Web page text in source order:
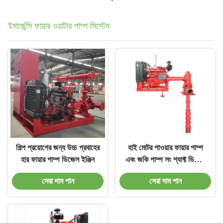
ইমার্জেন্সি ফায়ার ওয়াটার পাম্প সিস্টেম
শিল্প প্রয়োগের জন্য উচ্চ প্রবাহের
হার ফায়ার পাম্প ডিজেল ইঞ্জিন
সেরা দাম পান
হাই মোটর পাওয়ার ফায়ার পাম্প
এবং জকি পাম্প লং শ্যাফ্ট ডিজেল
ইঞ্জিন ফায়ার পাম্প
সেরা দাম পান